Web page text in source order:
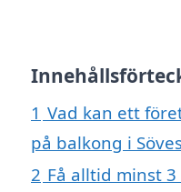
1 Vad kan ett
på balkong i
2 Få alltid minst